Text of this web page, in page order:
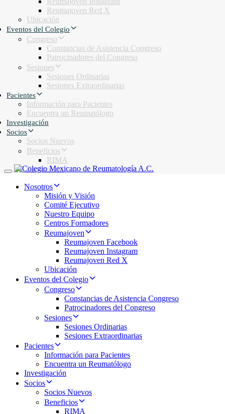
Reumajoven Red X
Ubicación
Eventos del Colegio
Congreso
Constancias de Asistencia Congreso
Patrocinadores del Congreso
Sesiones
Sesiones Ordinarias
Sesiones Extraordinarias
Pacientes
Información para Pacientes
Encuentra un Reumatólogo
Investigación
Socios
Socios Nuevos
Beneficios
RIMA
Facturación
Toggle navigation
Nosotros
Misión y Visión
Comité Ejecutivo
Nuestro Equipo
Centros Formadores
Reumajoven
Reumajoven Facebook
Reumajoven Instagram
Reumajoven Red X
Ubicación
Eventos del Colegio
Congreso
Constancias de Asistencia Congreso
Patrocinadores del Congreso
Sesiones
Sesiones Ordinarias
Sesiones Extraordinarias
Pacientes
Información para Pacientes
Encuentra un Reumatólogo
Investigación
Socios
Socios Nuevos
Beneficios
RIMA